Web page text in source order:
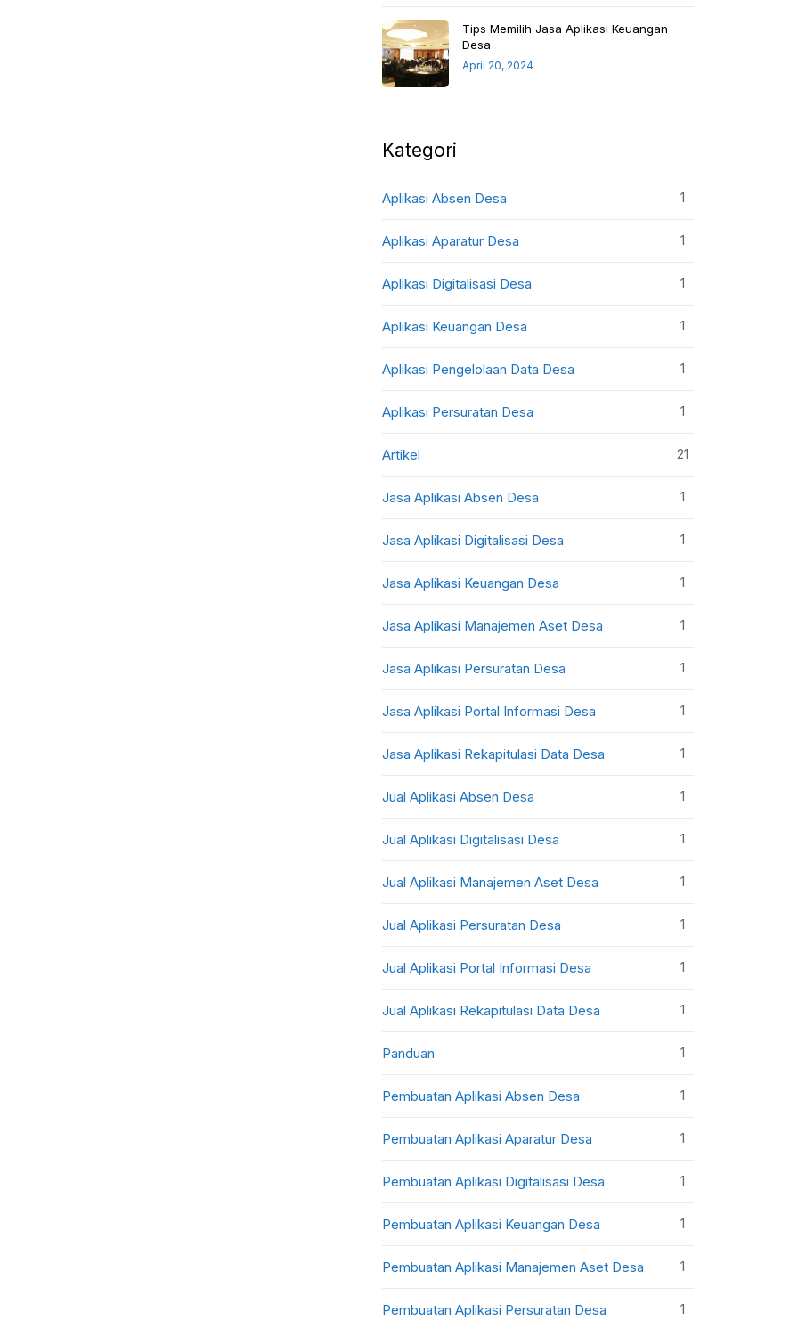
Tips Memilih Jasa Aplikasi Keuangan
Desa
April 20, 2024
Kategori
Aplikasi Absen Desa 1
Aplikasi Aparatur Desa 1
Aplikasi Digitalisasi Desa 1
Aplikasi Keuangan Desa 1
Aplikasi Pengelolaan Data Desa 1
Aplikasi Persuratan Desa 1
Artikel 21
Jasa Aplikasi Absen Desa 1
Jasa Aplikasi Digitalisasi Desa 1
Jasa Aplikasi Keuangan Desa 1
Jasa Aplikasi Manajemen Aset Desa 1
Jasa Aplikasi Persuratan Desa 1
Jasa Aplikasi Portal Informasi Desa 1
Jasa Aplikasi Rekapitulasi Data Desa 1
Jual Aplikasi Absen Desa 1
Jual Aplikasi Digitalisasi Desa 1
Jual Aplikasi Manajemen Aset Desa 1
Jual Aplikasi Persuratan Desa 1
Jual Aplikasi Portal Informasi Desa 1
Jual Aplikasi Rekapitulasi Data Desa 1
Panduan 1
Pembuatan Aplikasi Absen Desa 1
Pembuatan Aplikasi Aparatur Desa 1
Pembuatan Aplikasi Digitalisasi Desa 1
Pembuatan Aplikasi Keuangan Desa 1
Pembuatan Aplikasi Manajemen Aset Desa 1
Pembuatan Aplikasi Persuratan Desa 1